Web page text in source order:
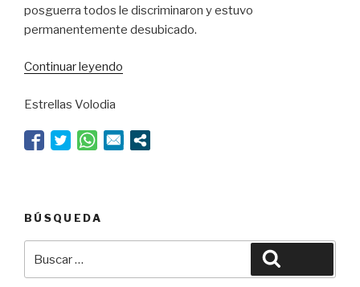
posguerra todos le discriminaron y estuvo
permanentemente desubicado.
Continuar leyendo
Estrellas Volodia
BÚSQUEDA
por: